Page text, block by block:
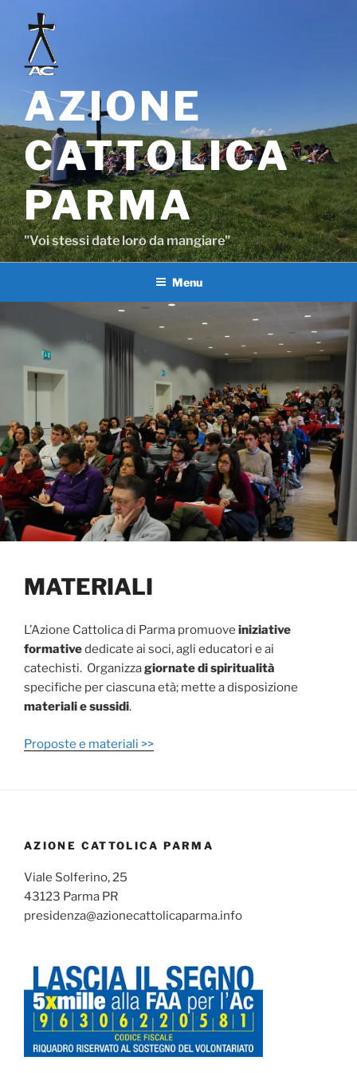
contenuto
AZIONE
CATTOLICA
PARMA
"Voi stessi date loro da mangiare"
Menu
MATERIALI
L’Azione Cattolica di Parma promuove iniziative
formativededicate ai soci, agli educatori e ai
catechisti. Organizzagiornate di spiritualità
specifiche per ciascuna età; mette a disposizione
materiali e sussidi.
Proposte e materiali >>
AZIONE CATTOLICA PARMA
Viale Solferino, 25
43123 Parma PR
presidenza@azionecattolicaparma.info